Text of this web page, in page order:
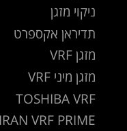
ניקוי מזגן
תדיראן אקספרט
מזגן VRF
מזגן מיני VRF
TOSHIBA VRF
VRF PRIME